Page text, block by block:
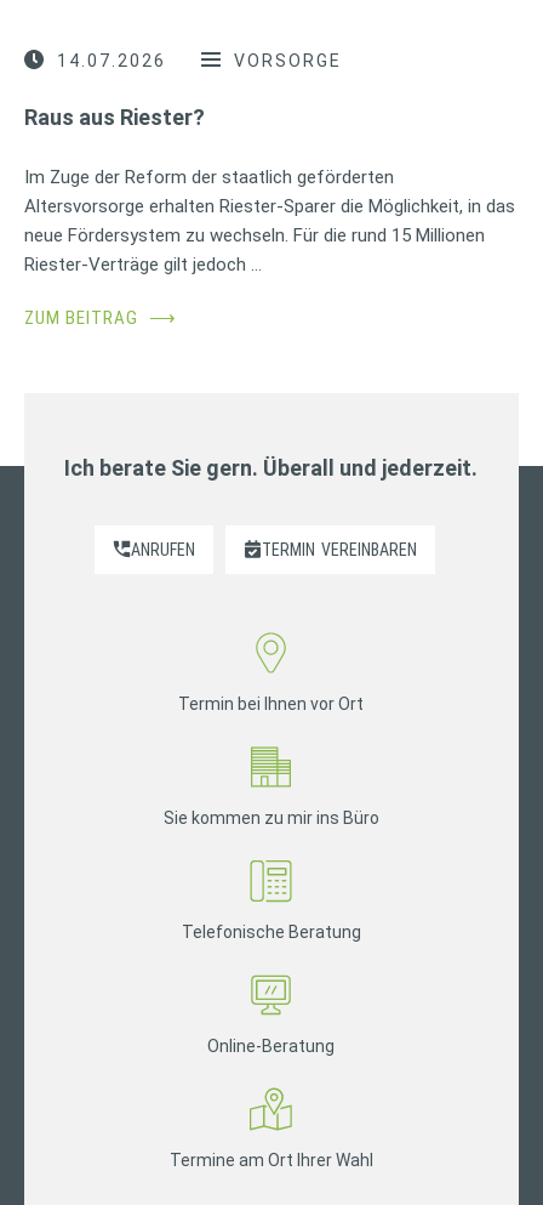
14.07.2026 VORSORGE
Raus aus Riester?
Im Zuge der Reform der staatlich geförderten
Altersvorsorge erhalten Riester-Sparer die Möglichkeit, in das
neue Fördersystem zu wechseln. Für die rund 15 Millionen
Riester-Verträge gilt jedoch …
ZUM BEITRAG ⟶
Ich berate Sie gern. Überall und jederzeit.
ANRUFEN TERMIN VEREINBAREN
Termin bei Ihnen vor Ort
Sie kommen zu mir ins Büro
Telefonische Beratung
Online-Beratung
Termine am Ort Ihrer Wahl